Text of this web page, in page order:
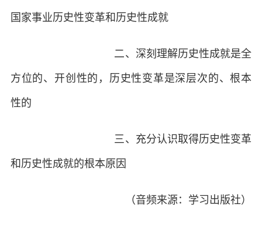
国家事业历史性变革和历史性成就
二、深刻理解历史性成就是全
方位的、开创性的，历史性变革是深层次的、根本
性的
三、充分认识取得历史性变革
和历史性成就的根本原因
（音频来源：学习出版社）